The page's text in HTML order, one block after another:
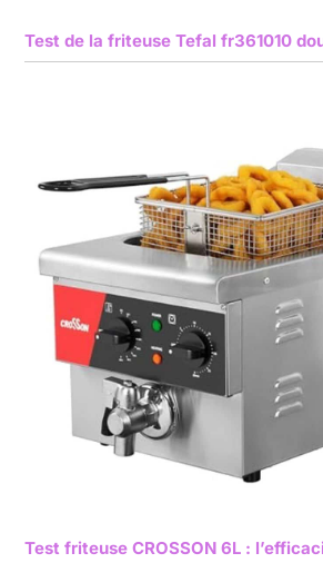
Test de la friteuse Tefal fr361010
Test friteuse CROSSON 6L :